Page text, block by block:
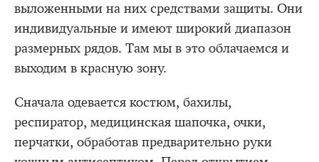
выложенными на них средствами защиты. Они
индивидуальные и имеют широкий диапазон
размерных рядов. Там мы в это облачаемся и
выходим в красную зону.
Сначала одевается костюм, бахилы,
респиратор, медицинская шапочка, очки,
перчатки, обработав предварительно руки